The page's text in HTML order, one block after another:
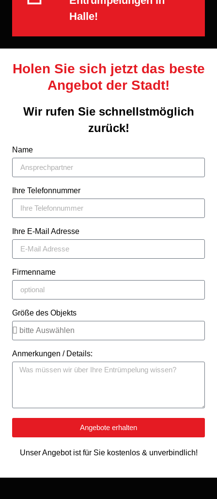
Halle!
Holen Sie sich jetzt das beste
Angebot der Stadt!
Wir rufen Sie schnellstmöglich
zurück!
Name
Ihre Telefonnummer
Ihre E-Mail Adresse
Firmenname
Größe des Objekts
Anmerkungen / Details:
Angebote erhalten
Unser Angebot ist für Sie kostenlos & unverbindlich!